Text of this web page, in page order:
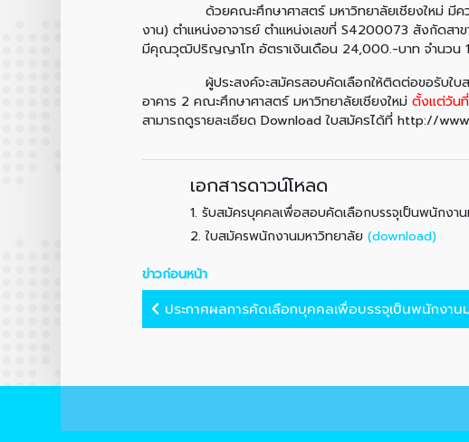
ด้วยคณะศึกษาศาสตร์ มหาวิทยาลัยเชียงใหม่ มีความ
งาน) ตำแหน่งอาจารย์ ตำแหน่งเลขที่ S4200073 สังกัดสา
มีคุณวุฒิปริญญาโท อัตราเงินเดือน 24,000.-บาท จำนวน 1
ผู้ประสงค์จะสมัครสอบคัดเลือกให้ติดต่อขอรับใบสมัค
อาคาร 2 คณะศึกษาศาสตร์ มหาวิทยาลัยเชียงใหม่ตั้งแต่วัน
สามารถดูรายละเอียด Download ใบสมัครได้ที่ http://
เอกสารดาวน์โหลด
1.รับสมัครบุคคลเพื่อสอบคัดเลือกบรรจุเป็นพนักงา
2.ใบสมัครพนักงานมหาวิทยาลัย (download)
ข่าวก่อนหน้า
ประกาศผลการคัดเลือกบุคคลเพื่อบรรจุเป็นพนักงาน